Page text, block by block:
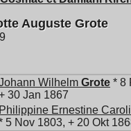
Auguste Grote
Wilhelm Grote * 8
30 Jan 1867
Philippine Ernestine
5 Nov 1803, + 20 Okt